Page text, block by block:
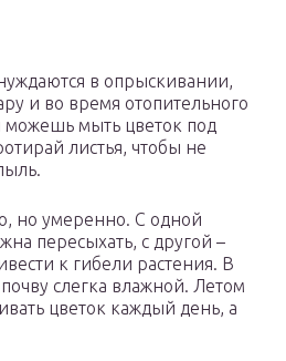
в опрыскивании,
и во время отопительного
можешь мыть цветок под
листья, чтобы не
но умеренно. С одной
пересыхать, с другой –
к гибели растения. В
слегка влажной. Летом
цветок каждый день, а